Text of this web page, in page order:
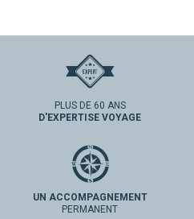
PLUS DE 60 ANS
D'EXPERTISE VOYAGE
UN ACCOMPAGNEMENT
PERMANENT